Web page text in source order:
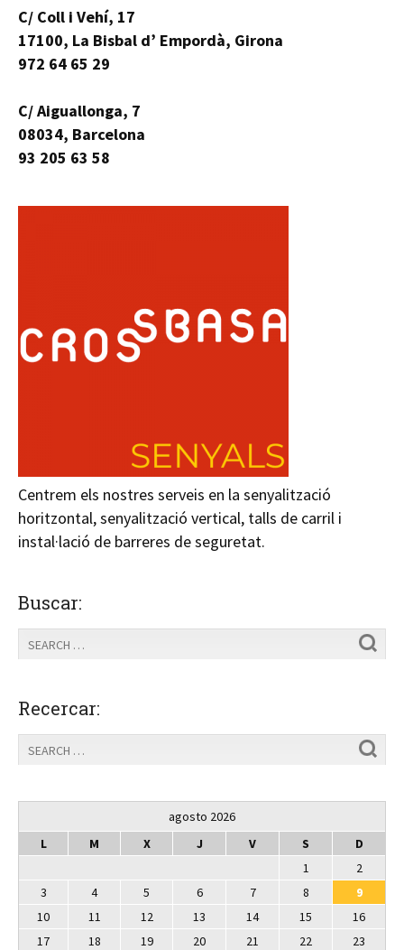
C/ Coll i Vehí, 17
17100, La Bisbal d’ Empordà, Girona
972 64 65 29
C/ Aiguallonga, 7
08034, Barcelona
93 205 63 58
Centrem els nostres serveis en la senyalització
horitzontal, senyalització vertical, talls de carril i
instal·lació de barreres de seguretat.
Buscar:
Recercar:
agosto 2026
L
M X J V S
D
1
2
3
4 5 6 7 8
9
10
11 12 13 14 15
16
17
18 19 20 21 22
23